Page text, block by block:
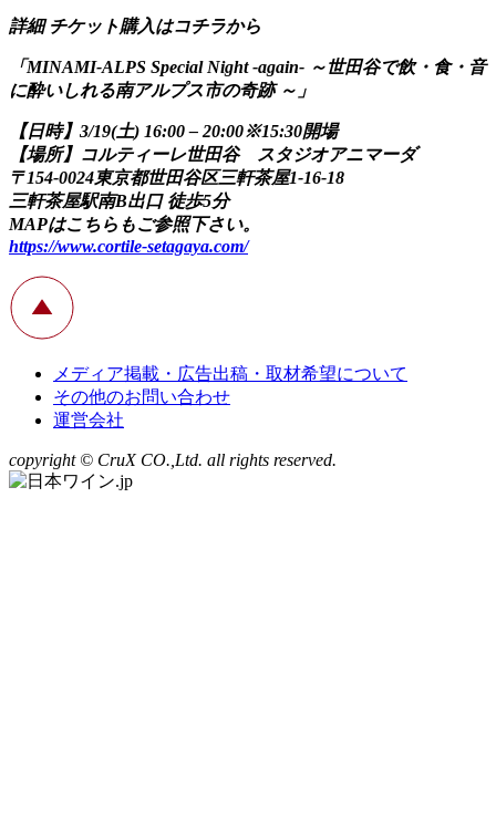
詳細 チケット購入はコチラから
「MINAMI-ALPS Special Night -again- ～世田谷で飲・食・音
に酔いしれる南アルプス市の奇跡 ～」
【日時】3/19(土) 16:00 – 20:00※15:30開場
【場所】コルティーレ世田谷 スタジオアニマーダ
〒154-0024東京都世田谷区三軒茶屋1-16-18
三軒茶屋駅南B出口 徒歩5分
MAPはこちらもご参照下さい。
https://www.cortile-setagaya.com/
メディア掲載・広告出稿・取材希望について
その他のお問い合わせ
運営会社
copyright © CruX CO.,Ltd. all rights reserved.